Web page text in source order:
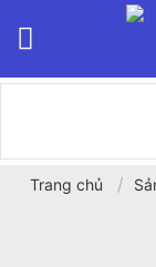
Trang chủ /